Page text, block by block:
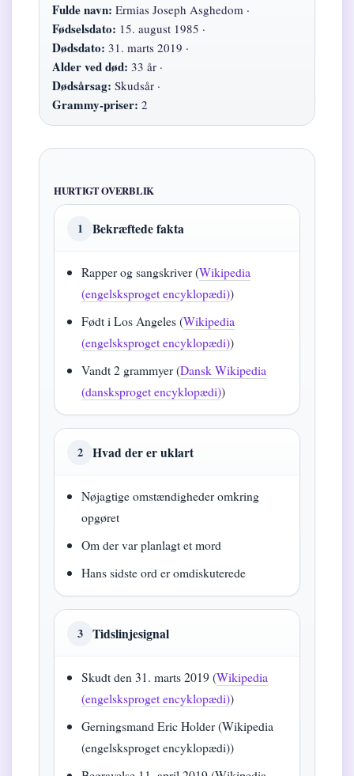
Fulde navn: Ermias Joseph Asghedom ·
Fødselsdato: 15. august 1985 ·
Dødsdato: 31. marts 2019 ·
Alder ved død: 33 år ·
Dødsårsag: Skudsår ·
Grammy-priser: 2
HURTIGT OVERBLIK
1 Bekræftede fakta
Rapper og sangskriver (Wikipedia
(engelsksproget encyklopædi))
Født i Los Angeles (Wikipedia
(engelsksproget encyklopædi))
Vandt 2 grammyer (Dansk Wikipedia
(dansksproget encyklopædi))
2 Hvad der er uklart
Nøjagtige omstændigheder omkring
opgøret
Om der var planlagt et mord
Hans sidste ord er omdiskuterede
3 Tidslinjesignal
Skudt den 31. marts 2019 (Wikipedia
(engelsksproget encyklopædi))
Gerningsmand Eric Holder (Wikipedia
(engelsksproget encyklopædi))